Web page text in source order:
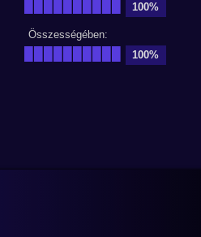
100%
Összességében:
100%